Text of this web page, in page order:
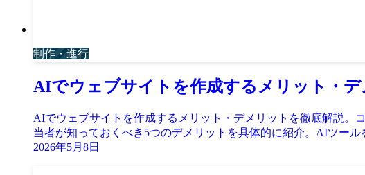
制作・進行
AIでウェブサイトを作成するメリット・
AIでウェブサイトを作成するメリット・デメリットを徹底解説。
当者が知っておくべき5つのデメリットを具体的に紹介。AIツール
2026年5月8日